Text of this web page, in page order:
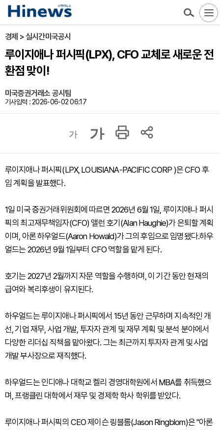
경제 > 실시간미국공시
루이지애나 퍼시픽(LPX), CFO 교체로 새로운 전
환점 맞이!
미국증권거래소 공시팀
기사입력 : 2026-06-02 06:17
가 가
루이지애나 퍼시픽(LPX, LOUISIANA-PACIFIC CORP )은 CFO 후
임 계획을 발표했다.
1일 미국 증권거래위원회에 따르면 2026년 6월 1일, 루이지애나 퍼시
픽의 최고재무책임자(CFO) 앨런 호기(Alan Haughie)가 은퇴할 계획
이며, 아론 하우얼드(Aaron Howald)가 그의 후임으로 임명됐다.하우
얼드는 2026년 9월 1일부터 CFO 역할을 맡게 된다.
호기는 2027년 2월까지 자문 역할을 수행하며, 이 기간 동안 현재의
급여와 복리후생이 유지된다.
하우얼드는 루이지애나 퍼시픽에서 15년 동안 근무하며 지속적인 개
선, 기업 재무, 사업 개발, 투자자 관계 및 재무 계획 및 분석 분야에서
다양한 리더십 직책을 맡아왔다. 그는 최근까지 투자자 관계 및 사업
개발 부사장으로 재직했다.
하우얼드는 인디애나 대학교 켈리 경영대학원에서 MBA를 취득했으
며, 프랭클린 대학에서 재무 및 경제학 학사 학위를 받았다.
루이지애나 퍼시픽의 CEO 제이슨 링블롬(Jason Ringblom)은 "아론